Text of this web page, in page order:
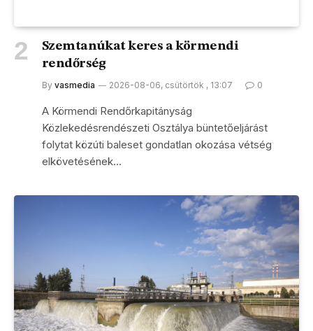
Szemtanúkat keres a körmendi
rendőrség
By vasmedia 2026-08-06, csütörtök , 13:07 0
A Körmendi Rendőrkapitányság
Közlekedésrendészeti Osztálya büntetőeljárást
folytat közúti baleset gondatlan okozása vétség
elkövetésének…